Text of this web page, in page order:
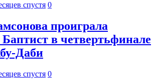
спустя 0
проиграла
в четвертьфинале
Даби
спустя 0